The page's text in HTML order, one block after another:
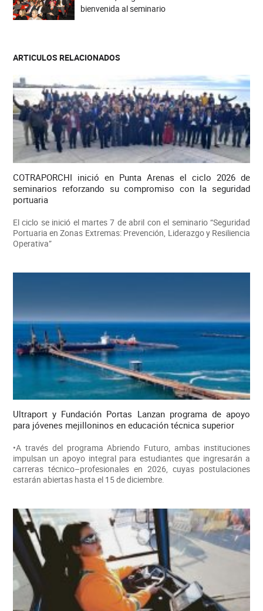
bienvenida al seminario
ARTICULOS RELACIONADOS
COTRAPORCHI inició en Punta Arenas el ciclo 2026 de
seminarios reforzando su compromiso con la seguridad
portuaria
El ciclo se inició el martes 7 de abril con el seminario “Seguridad
Portuaria en Zonas Extremas: Prevención, Liderazgo y Resiliencia
Operativa”
Ultraport y Fundación Portas Lanzan programa de apoyo
para jóvenes mejilloninos en educación técnica superior
•A través del programa Abriendo Futuro, ambas instituciones
impulsan un apoyo integral para estudiantes que ingresarán a
carreras técnico–profesionales en 2026, cuyas postulaciones
estarán abiertas hasta el 15 de diciembre.